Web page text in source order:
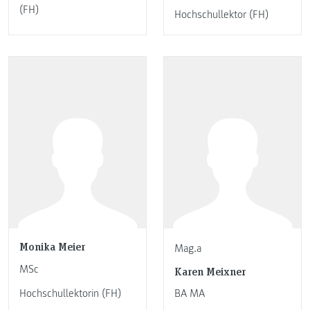
(FH)
Hochschullektor (FH)
Monika Meier
MSc
Hochschullektorin (FH)
Mag.a
Karen Meixner
BA MA